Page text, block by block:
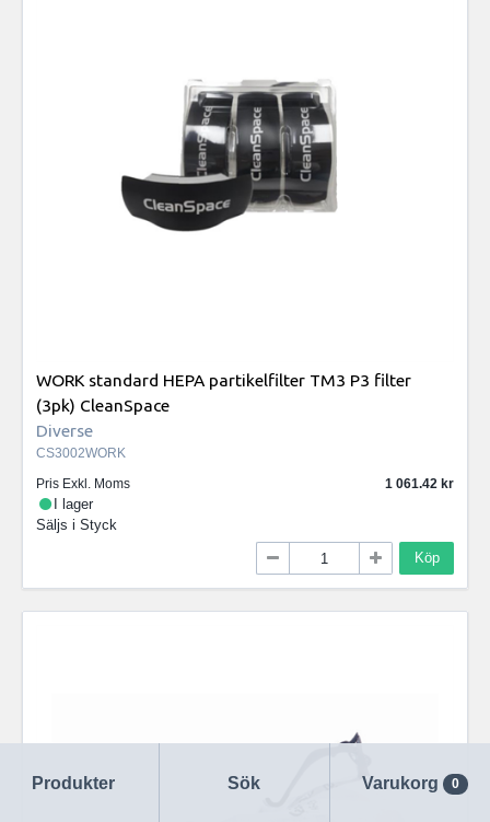
Produkter Sök Varukorg 0
WORK standard HEPA partikelfilter TM3 P3 filter
(3pk) CleanSpace
Diverse
CS3002WORK
Pris Exkl. Moms
1 061.42
I lager
Säljs i Styck
Köp